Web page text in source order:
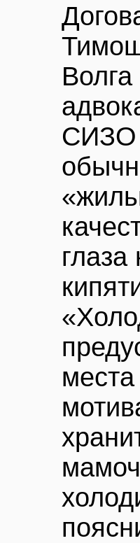
СИЗО